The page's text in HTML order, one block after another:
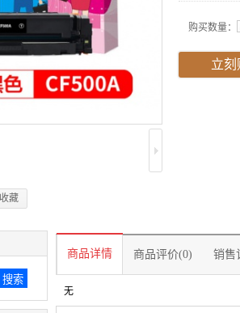
藏
购买数量：
立刻
商品详情 商品评价(0) 销售
无